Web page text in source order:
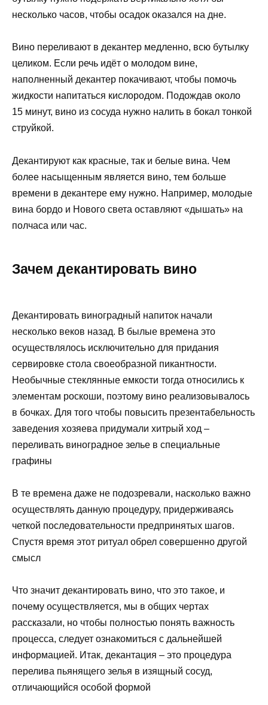
несколько часов, чтобы осадок оказался на дне.
Вино переливают в декантер медленно, всю бутылку
целиком. Если речь идёт о молодом вине,
наполненный декантер покачивают, чтобы помочь
жидкости напитаться кислородом. Подождав около
15 минут, вино из сосуда нужно налить в бокал тонкой
струйкой.
Декантируют как красные, так и белые вина. Чем
более насыщенным является вино, тем больше
времени в декантере ему нужно. Например, молодые
вина бордо и Нового света оставляют «дышать» на
полчаса или час.
Зачем декантировать вино
Декантировать виноградный напиток начали
несколько веков назад. В былые времена это
осуществлялось исключительно для придания
сервировке стола своеобразной пикантности.
Необычные стеклянные емкости тогда относились к
элементам роскоши, поэтому вино реализовывалось
в бочках. Для того чтобы повысить презентабельность
заведения хозяева придумали хитрый ход –
переливать виноградное зелье в специальные
графины
В те времена даже не подозревали, насколько важно
осуществлять данную процедуру, придерживаясь
четкой последовательности предпринятых шагов.
Спустя время этот ритуал обрел совершенно другой
смысл
Что значит декантировать вино, что это такое, и
почему осуществляется, мы в общих чертах
рассказали, но чтобы полностью понять важность
процесса, следует ознакомиться с дальнейшей
информацией. Итак, декантация – это процедура
перелива пьянящего зелья в изящный сосуд,
отличающийся особой формой